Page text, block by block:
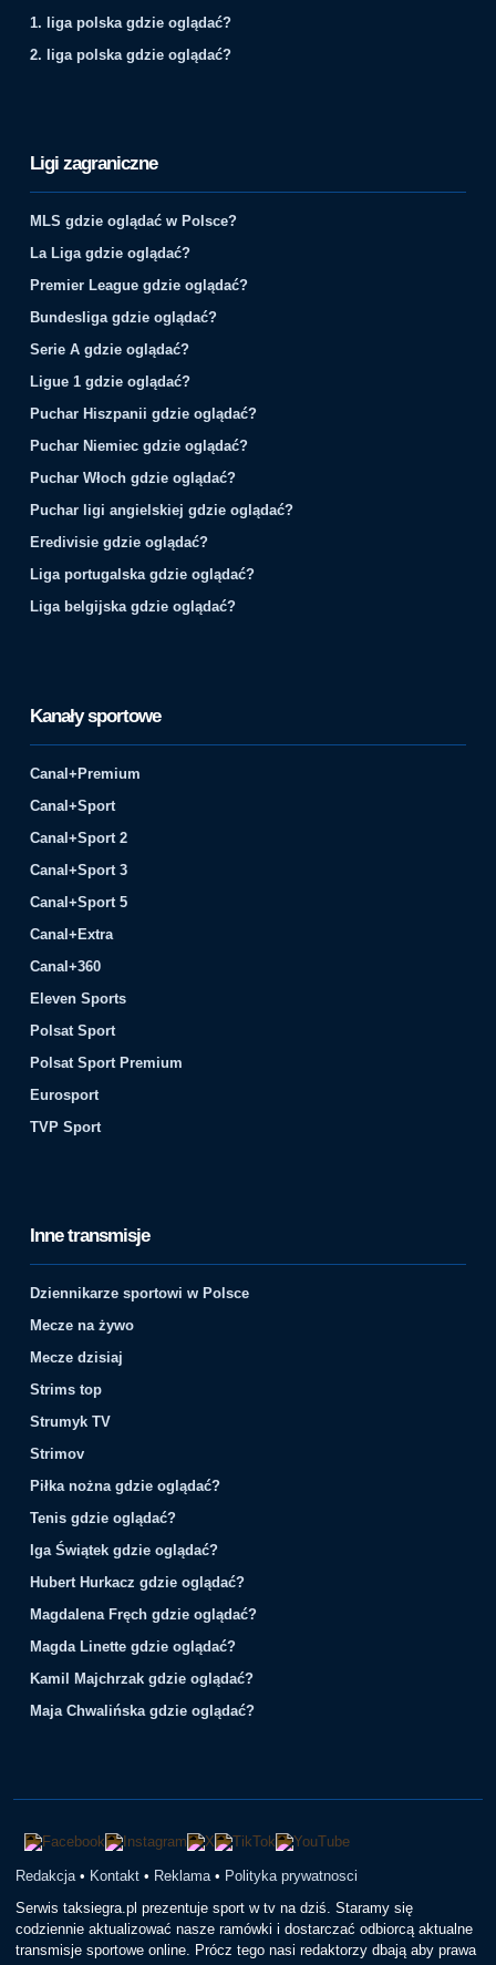
1. liga polska gdzie oglądać?
2. liga polska gdzie oglądać?
Ligi zagraniczne
MLS gdzie oglądać w Polsce?
La Liga gdzie oglądać?
Premier League gdzie oglądać?
Bundesliga gdzie oglądać?
Serie A gdzie oglądać?
Ligue 1 gdzie oglądać?
Puchar Hiszpanii gdzie oglądać?
Puchar Niemiec gdzie oglądać?
Puchar Włoch gdzie oglądać?
Puchar ligi angielskiej gdzie oglądać?
Eredivisie gdzie oglądać?
Liga portugalska gdzie oglądać?
Liga belgijska gdzie oglądać?
Kanały sportowe
Canal+Premium
Canal+Sport
Canal+Sport 2
Canal+Sport 3
Canal+Sport 5
Canal+Extra
Canal+360
Eleven Sports
Polsat Sport
Polsat Sport Premium
Eurosport
TVP Sport
Inne transmisje
Dziennikarze sportowi w Polsce
Mecze na żywo
Mecze dzisiaj
Strims top
Strumyk TV
Strimov
Piłka nożna gdzie oglądać?
Tenis gdzie oglądać?
Iga Świątek gdzie oglądać?
Hubert Hurkacz gdzie oglądać?
Magdalena Fręch gdzie oglądać?
Magda Linette gdzie oglądać?
Kamil Majchrzak gdzie oglądać?
Maja Chwalińska gdzie oglądać?
Redakcja • Kontakt • Reklama • Polityka prywatnosci
Serwis taksiegra.pl prezentuje sport w tv na dziś. Staramy się
codziennie aktualizować nasze ramówki i dostarczać odbiorcą aktualne
transmisje sportowe online. Prócz tego nasi redaktorzy dbają aby prawa